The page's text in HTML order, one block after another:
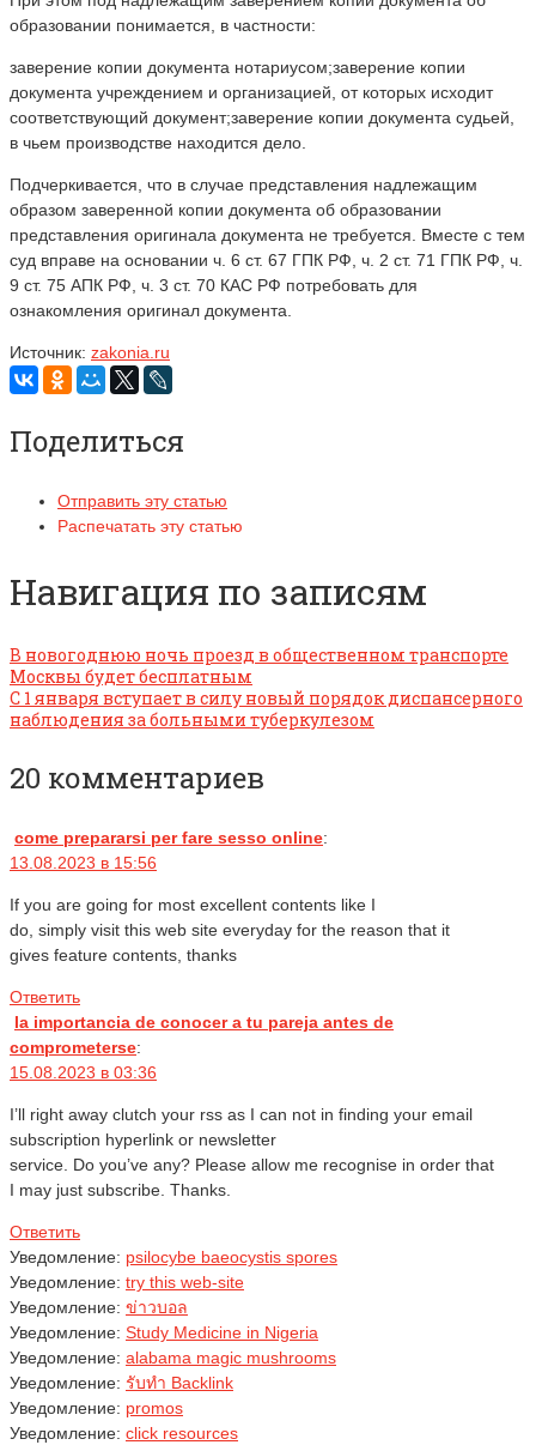
образовании понимается, в частности:
заверение копии документа нотариусом;заверение копии
документа учреждением и организацией, от которых исходит
соответствующий документ;заверение копии документа судьей,
в чьем производстве находится дело.
Подчеркивается, что в случае представления надлежащим
образом заверенной копии документа об образовании
представления оригинала документа не требуется. Вместе с тем
суд вправе на основании ч. 6 ст. 67 ГПК РФ, ч. 2 ст. 71 ГПК РФ, ч.
9 ст. 75 АПК РФ, ч. 3 ст. 70 КАС РФ потребовать для
ознакомления оригинал документа.
Источник: zakonia.ru
Поделиться
Отправить эту статью
Распечатать эту статью
Навигация по записям
В новогоднюю ночь проезд в общественном транспорте
Москвы будет бесплатным
С 1 января вступает в силу новый порядок диспансерного
наблюдения за больными туберкулезом
20 комментариев
come prepararsi per fare sesso online:
13.08.2023 в 15:56
If you are going for most excellent contents like I
do, simply visit this web site everyday for the reason that it
gives feature contents, thanks
Ответить
la importancia de conocer a tu pareja antes de
comprometerse:
15.08.2023 в 03:36
I’ll right away clutch your rss as I can not in finding your email
subscription hyperlink or newsletter
service. Do you’ve any? Please allow me recognise in order that
I may just subscribe. Thanks.
Ответить
Уведомление: psilocybe baeocystis spores​
Уведомление: try this web-site
Уведомление: ข่าวบอล
Уведомление: Study Medicine in Nigeria
Уведомление: alabama magic mushrooms
Уведомление: รับทำ Backlink
Уведомление: promos
Уведомление: click resources